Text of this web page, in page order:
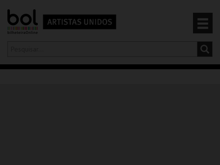
Olá,iniciar sessão